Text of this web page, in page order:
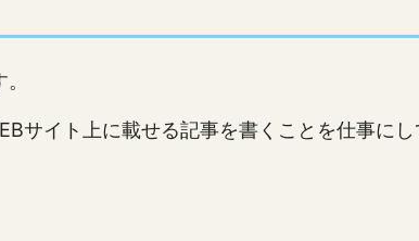
サイト上に載せる記事を書くことを仕事にし